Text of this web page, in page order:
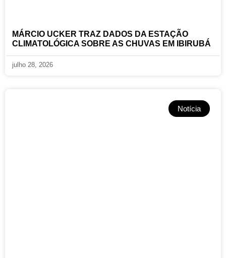
MÁRCIO UCKER TRAZ DADOS DA ESTAÇÃO
CLIMATOLÓGICA SOBRE AS CHUVAS EM IBIRUBÁ
julho 28, 2026
Notícia